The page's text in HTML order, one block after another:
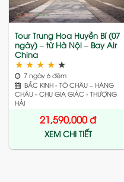
Tour Trung Hoa Huyền Bí (07
ngày) – từ Hà Nội – Bay Air
China
★ ★ ★ ★ ★
7 ngày 6 đêm
BẮC KINH - TÔ CHÂU – HÀNG
CHÂU - CHU GIA GIÁC - THƯỢNG
HẢI
21,590,000đ
XEM CHI TIẾT